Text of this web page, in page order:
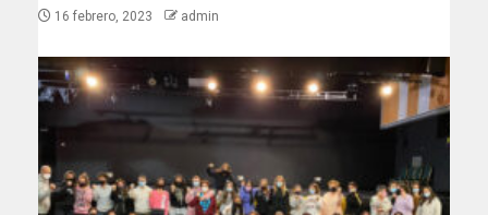
16 febrero, 2023 admin